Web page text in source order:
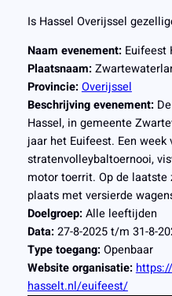
Is Hassel Overijssel
Naam evenement: Euifeest
Plaatsnaam:
Provincie: Overijssel
Beschrijving evenement:
Hassel, in gemeente
jaar het Euifeest. Een
stratenvolleybaltoernooi,
motor toerrit. Op de
plaats met versierde
Doelgroep: Alle leeftijden
Data: 27-8-2025 t/m 31-8-
Type toegang: Openbaar
Website organisatie:
hasselt.nl/euifeest/